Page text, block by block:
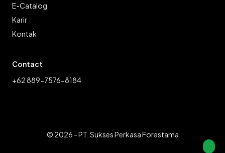
E-Catalog
Karir
Kontak
Contact
+62 889-7576-8184
© 2026 - PT. Sukses Perkasa Forestama